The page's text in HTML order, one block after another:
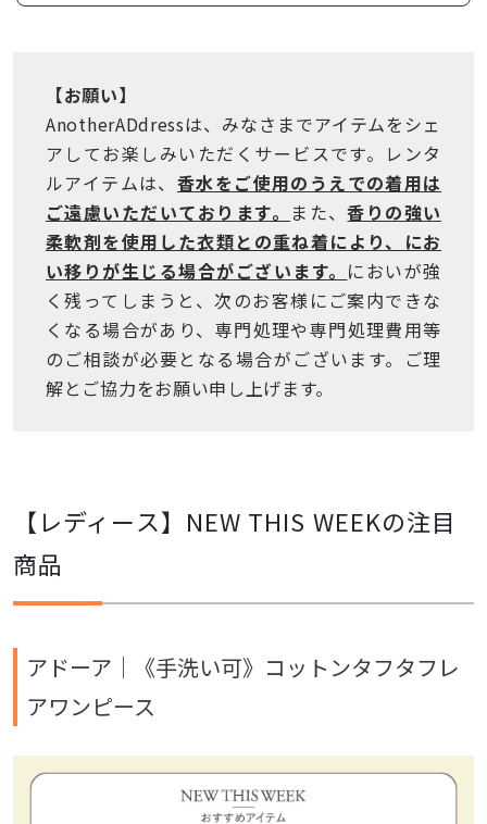
【お願い】
AnotherADdressは、みなさまでアイテムをシェ
アしてお楽しみいただくサービスです。レンタ
ルアイテムは、 香水をご使用のうえでの着用は
ご遠慮いただいております。 また、香りの強い
柔軟剤を使用した衣類との重ね着により、にお
い移りが生じる場合がございます。 においが強
く残ってしまうと、次のお客様にご案内できな
くなる場合があり、専門処理や専門処理費用等
のご相談が必要となる場合がございます。ご理
解とご協力をお願い申し上げます。
【レディース】NEW THIS WEEKの注目
商品
アドーア｜
《手洗い可》コットンタフタフレ
アワンピース